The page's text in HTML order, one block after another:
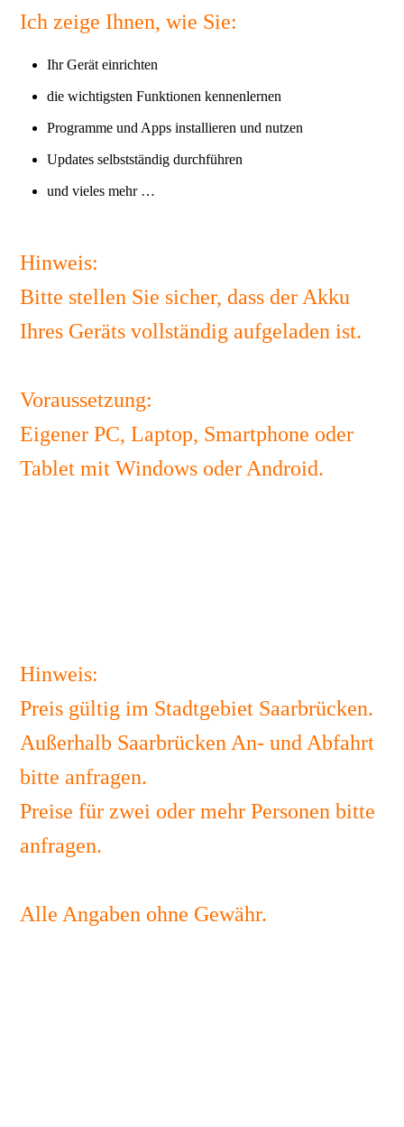
Ich zeige Ihnen, wie Sie:
Ihr Gerät einrichten
die wichtigsten Funktionen kennenlernen
Programme und Apps installieren und nutzen
Updates selbstständig durchführen
und vieles mehr …
Hinweis:
Bitte stellen Sie sicher, dass der Akku
Ihres Geräts vollständig aufgeladen ist.
Voraussetzung:
Eigener PC, Laptop, Smartphone oder
Tablet mit Windows oder Android.
Hinweis:
Preis gültig im Stadtgebiet Saarbrücken.
Außerhalb Saarbrücken An- und Abfahrt
bitte anfragen.
Preise für zwei oder mehr Personen bitte
anfragen.
Alle Angaben ohne Gewähr.